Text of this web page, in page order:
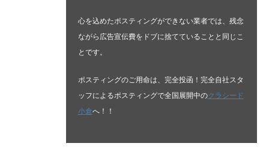
心を込めたポスティングができない業者では、残念
ながら広告宣伝費をドブに捨てていることと同じこ
とです。
ポスティングのご用命は、完全投函！完全自社スタ
ッフによるポスティングで全国展開中のクラシード
小倉へ！！